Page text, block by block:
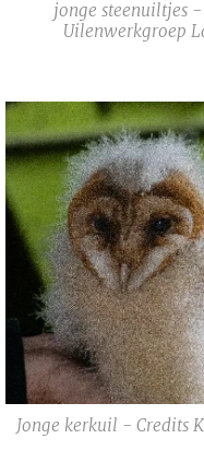
jonge steenuiltjes -
Uilenwerkgroep
Jonge kerkuil - Credits